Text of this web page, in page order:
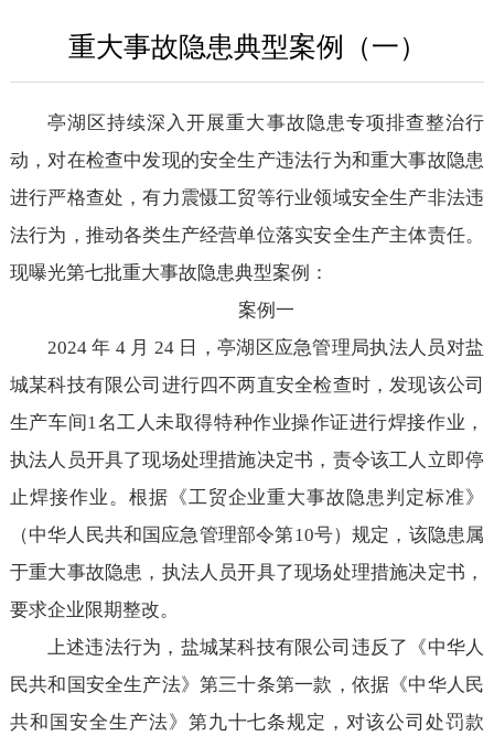
重大事故隐患典型案例（一）
亭湖区持续深入开展重大事故隐患专项排查整治行
动，对在检查中发现的安全生产违法行为和重大事故隐患
进行严格查处，有力震慑工贸等行业领域安全生产非法违
法行为，推动各类生产经营单位落实安全生产主体责任。
现曝光第七批重大事故隐患典型案例：
案例一
2024 年 4 月 24 日，亭湖区应急管理局执法人员对盐
城某科技有限公司进行四不两直安全检查时，发现该公司
生产车间1名工人未取得特种作业操作证进行焊接作业，
执法人员开具了现场处理措施决定书，责令该工人立即停
止焊接作业。根据《工贸企业重大事故隐患判定标准》
（中华人民共和国应急管理部令第10号）规定，该隐患属
于重大事故隐患，执法人员开具了现场处理措施决定书，
要求企业限期整改。
上述违法行为，盐城某科技有限公司违反了《中华人
民共和国安全生产法》第三十条第一款，依据《中华人民
共和国安全生产法》第九十七条规定，对该公司处罚款